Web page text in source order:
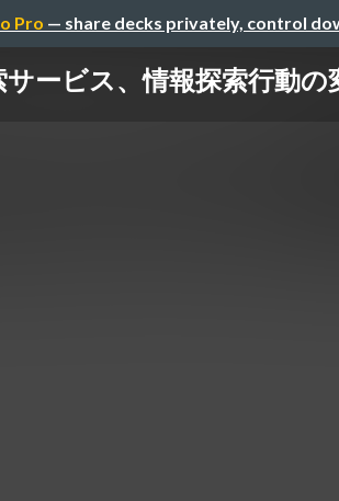
Pro — share decks privately, control
ービス、情報探索行動